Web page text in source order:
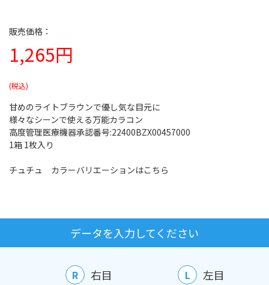
1,265円
甘めのライトブラウンで優し気な目元に
様々なシーンで使える万能カラコン
高度管理医療機器承認番号:22400BZX00457000
1箱 1枚入り
チュチュ カラーバリエーションはこちら
データを入力してください
R 右目 L 左目